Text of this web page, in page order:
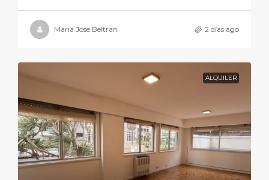
Maria Jose Beltran 2 días ago
ALQUILER